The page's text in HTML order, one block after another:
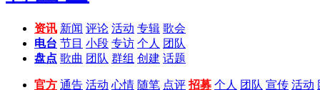
资讯 新闻 评论 活动 专辑 歌会
电台 节目 小段 专访 个人 团队
盘点 歌曲 团队 群组 创建 话题
官方 通告 活动 心情 随笔 点评 招募 个人 团队 宣传 活动